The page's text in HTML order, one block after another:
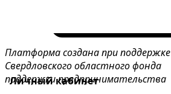
Личный кабинет
Платформа создана при поддержке
Свердловского областного фонда
поддержки предпринимательства